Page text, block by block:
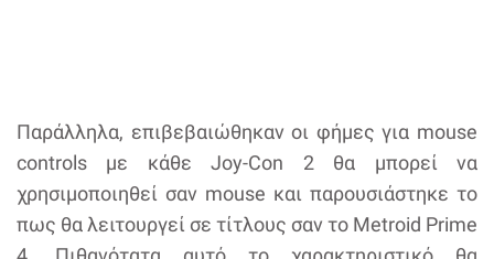
Παράλληλα, επιβεβαιώθηκαν οι φήμες για mouse
controls με κάθε Joy-Con 2 θα μπορεί να
χρησιμοποιηθεί σαν mouse και παρουσιάστηκε το
πως θα λειτουργεί σε τίτλους σαν το Metroid Prime